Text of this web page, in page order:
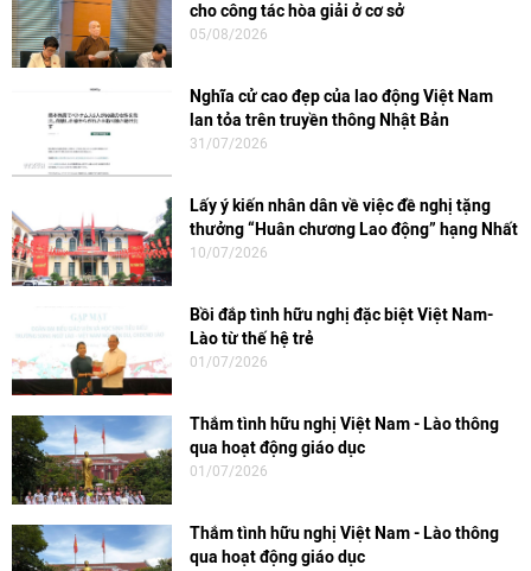
cho công tác hòa giải ở cơ sở
05/08/2026
Nghĩa cử cao đẹp của lao động Việt Nam
lan tỏa trên truyền thông Nhật Bản
31/07/2026
Lấy ý kiến nhân dân về việc đề nghị tặng
thưởng “Huân chương Lao động” hạng Nhất
10/07/2026
Bồi đắp tình hữu nghị đặc biệt Việt Nam-
Lào từ thế hệ trẻ
01/07/2026
Thắm tình hữu nghị Việt Nam - Lào thông
qua hoạt động giáo dục
01/07/2026
Thắm tình hữu nghị Việt Nam - Lào thông
qua hoạt động giáo dục